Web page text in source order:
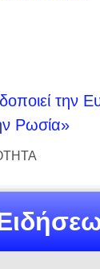
την
Ρωσία»